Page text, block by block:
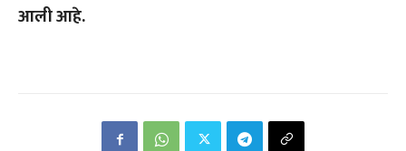
आली आहे.